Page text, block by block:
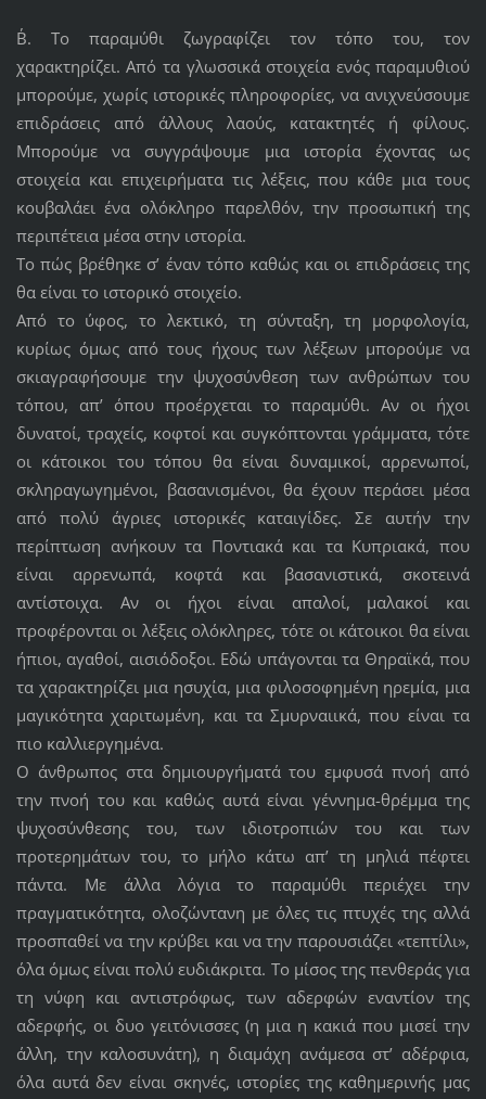
Β΄. Το παραμύθι ζωγραφίζει τον τόπο του, τον
χαρακτηρίζει. Από τα γλωσσικά στοιχεία ενός παραμυθιού
μπορούμε, χωρίς ιστορικές πληροφορίες, να ανιχνεύσουμε
επιδράσεις από άλλους λαούς, κατακτητές ή φίλους.
Μπορούμε να συγγράψουμε μια ιστορία έχοντας ως
στοιχεία και επιχειρήματα τις λέξεις, που κάθε μια τους
κουβαλάει ένα ολόκληρο παρελθόν, την προσωπική της
περιπέτεια μέσα στην ιστορία.
Το πώς βρέθηκε σ’ έναν τόπο καθώς και οι επιδράσεις της
θα είναι το ιστορικό στοιχείο.
Από το ύφος, το λεκτικό, τη σύνταξη, τη μορφολογία,
κυρίως όμως από τους ήχους των λέξεων μπορούμε να
σκιαγραφήσουμε την ψυχοσύνθεση των ανθρώπων του
τόπου, απ’ όπου προέρχεται το παραμύθι. Αν οι ήχοι
δυνατοί, τραχείς, κοφτοί και συγκόπτονται γράμματα, τότε
οι κάτοικοι του τόπου θα είναι δυναμικοί, αρρενωποί,
σκληραγωγημένοι, βασανισμένοι, θα έχουν περάσει μέσα
από πολύ άγριες ιστορικές καταιγίδες. Σε αυτήν την
περίπτωση ανήκουν τα Ποντιακά και τα Κυπριακά, που
είναι αρρενωπά, κοφτά και βασανιστικά, σκοτεινά
αντίστοιχα. Αν οι ήχοι είναι απαλοί, μαλακοί και
προφέρονται οι λέξεις ολόκληρες, τότε οι κάτοικοι θα είναι
ήπιοι, αγαθοί, αισιόδοξοι. Εδώ υπάγονται τα Θηραϊκά, που
τα χαρακτηρίζει μια ησυχία, μια φιλοσοφημένη ηρεμία, μια
μαγικότητα χαριτωμένη, και τα Σμυρναιικά, που είναι τα
πιο καλλιεργημένα.
Ο άνθρωπος στα δημιουργήματά του εμφυσά πνοή από
την πνοή του και καθώς αυτά είναι γέννημα-θρέμμα της
ψυχοσύνθεσης του, των ιδιοτροπιών του και των
προτερημάτων του, το μήλο κάτω απ’ τη μηλιά πέφτει
πάντα. Με άλλα λόγια το παραμύθι περιέχει την
πραγματικότητα, ολοζώντανη με όλες τις πτυχές της αλλά
προσπαθεί να την κρύβει και να την παρουσιάζει «τεπτίλι»,
όλα όμως είναι πολύ ευδιάκριτα. Το μίσος της πενθεράς για
τη νύφη και αντιστρόφως, των αδερφών εναντίον της
αδερφής, οι δυο γειτόνισσες (η μια η κακιά που μισεί την
άλλη, την καλοσυνάτη), η διαμάχη ανάμεσα στ’ αδέρφια,
όλα αυτά δεν είναι σκηνές, ιστορίες της καθημερινής μας